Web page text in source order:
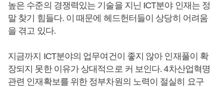
높은 수준의 경쟁력있는 기술을 지닌 ICT분야 인재는 정
말 찾기 힘들다. 이 때문에 헤드헌터들이 상당히 어려움
을 겪고 있다.
지금까지 ICT분야의 업무여건이 좋지 않아 인재풀이 확
장되지 못한 이유가 상대적으로 커 보인다. 4차산업혁명
관련 인재확보를 위한 정부차원의 노력이 절실히 요구